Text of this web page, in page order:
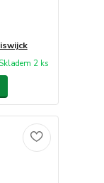
Skladem 2 ks